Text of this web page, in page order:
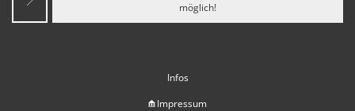
möglich!
Infos
Impressum